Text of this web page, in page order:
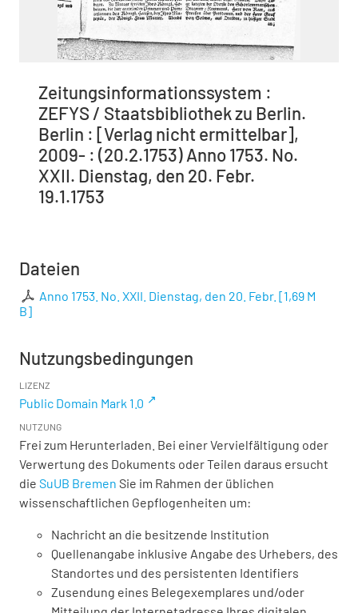
Zeitungsinformationssystem :
ZEFYS / Staatsbibliothek zu Berlin.
Berlin : [Verlag nicht ermittelbar],
2009- : (20.2.1753) Anno 1753. No.
XXII. Dienstag, den 20. Febr.
19.1.1753
Dateien
Anno 1753. No. XXII. Dienstag, den 20. Febr. [1,69 M
B]
Nutzungsbedingungen
LIZENZ
Public Domain Mark 1.0
NUTZUNG
Frei zum Herunterladen. Bei einer Vervielfältigung oder
Verwertung des Dokuments oder Teilen daraus ersucht
die SuUB Bremen Sie im Rahmen der üblichen
wissenschaftlichen Gepflogenheiten um:
Nachricht an die besitzende Institution
Quellenangabe inklusive Angabe des Urhebers, des
Standortes und des persistenten Identifiers
Zusendung eines Belegexemplares und/oder